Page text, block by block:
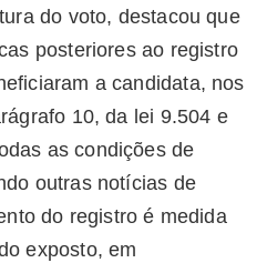
do voto, destacou que
posteriores ao registro
a candidata, nos
10, da lei 9.504 e
as condições de
outras notícias de
do registro é medida
exposto, em